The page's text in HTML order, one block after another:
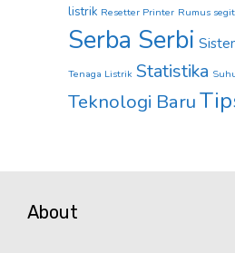
listrik Resetter Printer Rumus
Serba Serbi
Tenaga Listrik Statistika
Teknologi Baru
About